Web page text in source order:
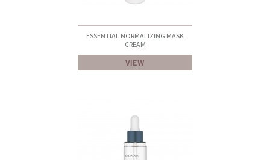
ESSENTIAL NORMALIZING MASK
CREAM
VIEW